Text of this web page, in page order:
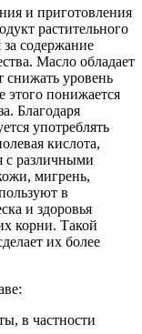
и приготовления
растительного
содержание
Масло обладает
снижать уровень
этого понижается
Благодаря
употреблять
кислота,
с различными
мигрень,
в
и здоровья
корни. Такой
их более
в частности